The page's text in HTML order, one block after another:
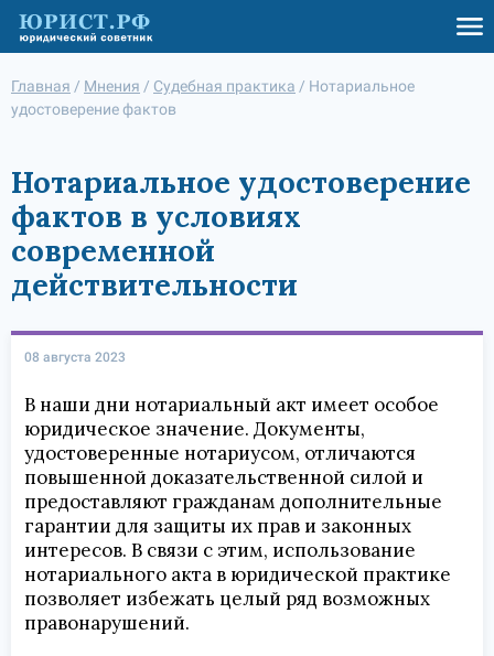
Главная / Мнения / Судебная практика / Нотариальное
удостоверение фактов
Нотариальное удостоверение
фактов в условиях
современной
действительности
08 августа 2023
В наши дни нотариальный акт имеет особое
юридическое значение. Документы,
удостоверенные нотариусом, отличаются
повышенной доказательственной силой и
предоставляют гражданам дополнительные
гарантии для защиты их прав и законных
интересов. В связи с этим, использование
нотариального акта в юридической практике
позволяет избежать целый ряд возможных
правонарушений.